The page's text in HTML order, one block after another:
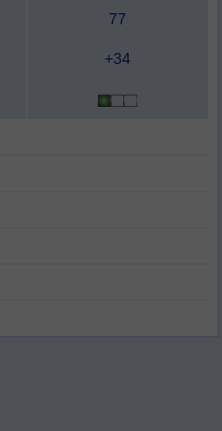
77
+34